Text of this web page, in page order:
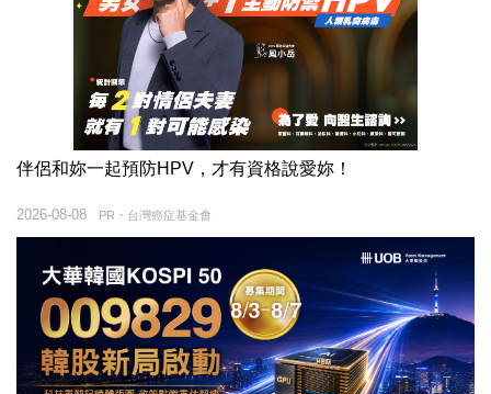
伴侶和妳一起預防HPV，才有資格說愛妳！
PR・台灣癌症基金會
2026-08-08